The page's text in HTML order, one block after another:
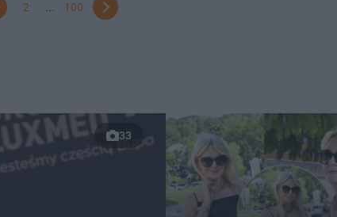
2 100
33